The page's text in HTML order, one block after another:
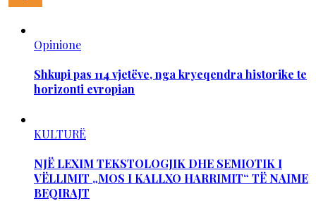
Opinione
Shkupi pas 114 vjetëve, nga kryeqendra historike te
horizonti evropian
KULTURË
NJË LEXIM TEKSTOLOGJIK DHE SEMIOTIK I
VËLLIMIT „MOS I KALLXO HARRIMIT“ TË NAIME
BEQIRAJT